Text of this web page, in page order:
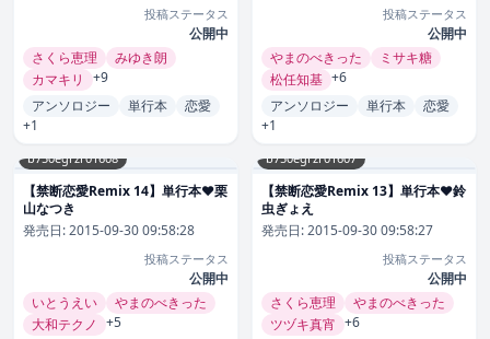
投稿ステータス
公開中
さくら恵理
みゆき朗
カマキリ
+9
アンソロジー
単行本
恋愛
+1
投稿ステータス
公開中
やまのべきった
ミサキ糖
松任知基 +6
アンソロジー
単行本
恋愛
+1
b750egrzr01608
【禁断恋愛Remix 14】単行本❤栗
山なつき
発売日:2015-09-30 09:58:28
投稿ステータス
公開中
いとうえい
やまのべきった
大和テクノ +5
b750egrzr01607
【禁断恋愛Remix 13】単行本❤鈴
虫ぎょえ
発売日:2015-09-30 09:58:27
投稿ステータス
公開中
さくら恵理
やまのべきった
ツヅキ真宵 +6